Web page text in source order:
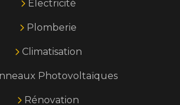
Électricité
Plomberie
Climatisation
Photovoltaïques
Rénovation